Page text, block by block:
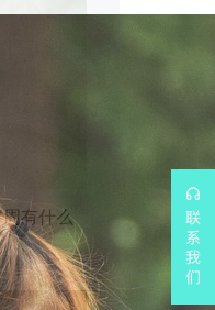
有什么